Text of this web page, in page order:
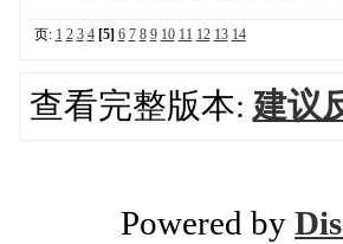
页: 1 2 3 4 [5] 6 7 8 9 10 11 12 13 14
查看完整版本: 建议
Powered by